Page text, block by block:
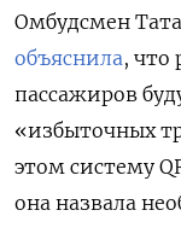
Омбудсмен
объяснила, что
пассажиров
«избыточных
этом систему
она назвала